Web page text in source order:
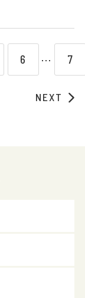
6 ⋯ 7
NEXT